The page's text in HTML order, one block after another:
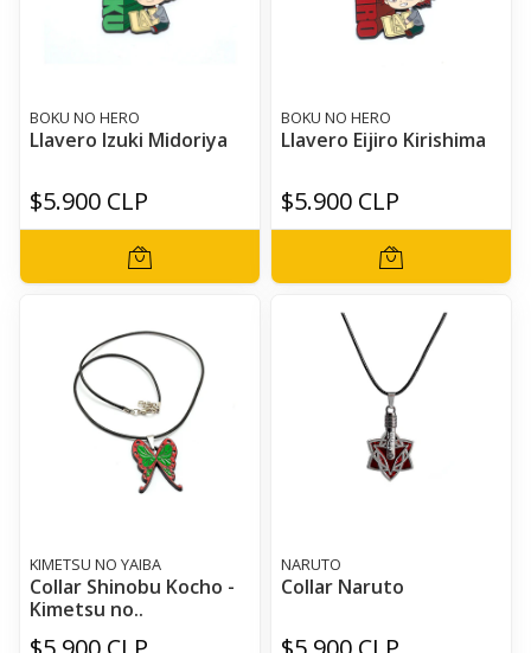
BOKU NO HERO
Llavero Izuki Midoriya
$5.900 CLP
BOKU NO HERO
Llavero Eijiro Kirishima
$5.900 CLP
KIMETSU NO YAIBA
Collar Shinobu Kocho -
Kimetsu no..
NARUTO
Collar Naruto